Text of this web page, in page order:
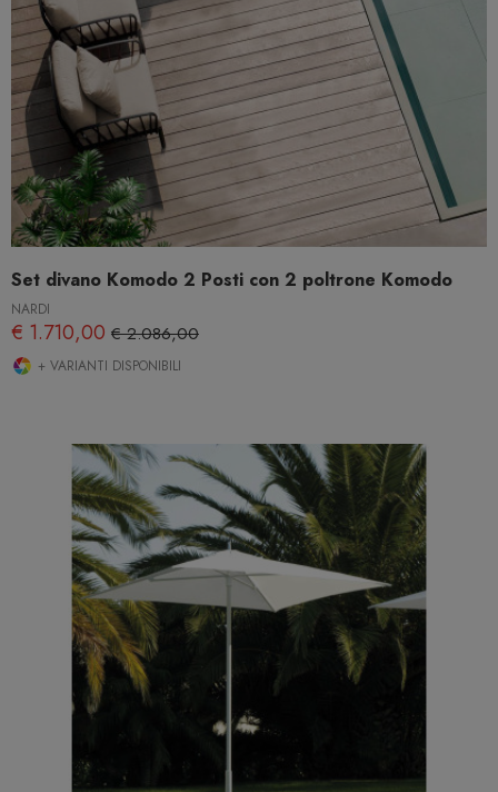
Set divano Komodo 2 Posti con 2 poltrone Komodo
NARDI
€ 1.710,00 € 2.086,00
+ VARIANTI DISPONIBILI